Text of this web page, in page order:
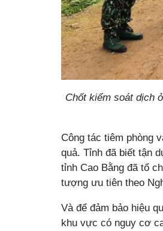
Chốt kiểm soát dịch
Công tác tiêm phòng
quả. Tỉnh đã biết tận
tỉnh Cao Bằng đã tổ
tượng ưu tiên theo
Và để đảm bảo hiệu
khu vực có nguy cơ